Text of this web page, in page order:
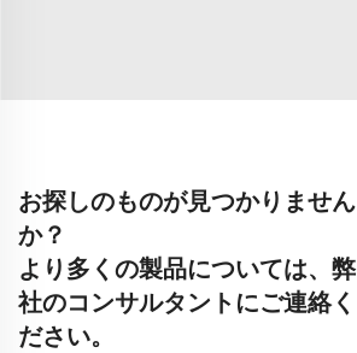
お探しのものが見つかりません
か？
より多くの製品については、弊
社のコンサルタントにご連絡く
ださい。